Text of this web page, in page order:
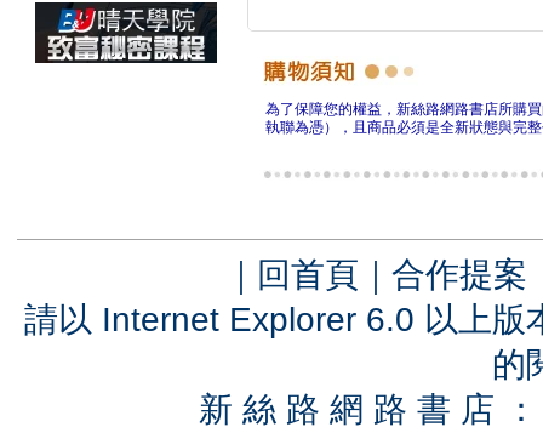
為了保障您的權益，新絲路網路書店所購
執聯為憑），且商品必須是全新狀態與完
｜ 回首頁 ｜ 合作提案
請以 Internet Explorer 6.0 以上
的
新 絲 路 網 路 書 店